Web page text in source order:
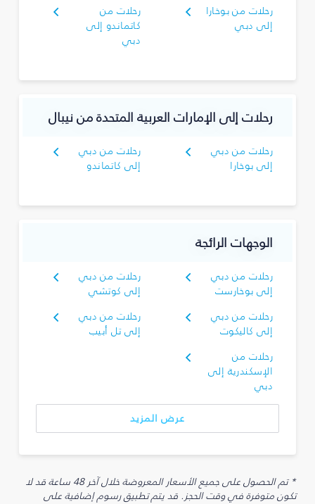
رحلات من بوخارا
إلى دبي
رحلات من
كاتماندو إلى
دبي
رحلات إلى الإمارات العربية المتحدة من نيبال
رحلات من دبي
إلى بوخارا
رحلات من دبي
إلى كاتماندو
الوجهات الرائجة
رحلات من دبي
إلى بوخارست
رحلات من دبي
إلى كوتشي
رحلات من دبي
إلى كاليكوت
رحلات من دبي
إلى تل أبيب
رحلات من
الإسكندرية إلى
دبي
عرض المزيد
* تم الحصول على جميع الأسعار المعروضة خلال آخر 48 ساعة قد لا
تكون متوفرة في وقت الحجز. قد يتم تطبيق رسوم إضافية على